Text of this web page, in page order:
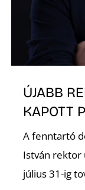
ÚJABB
KAPOTT
A fenntartó
István rektor
július 31-ig